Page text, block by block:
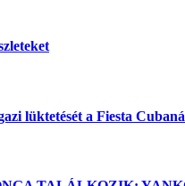
lüktetését a Fiesta